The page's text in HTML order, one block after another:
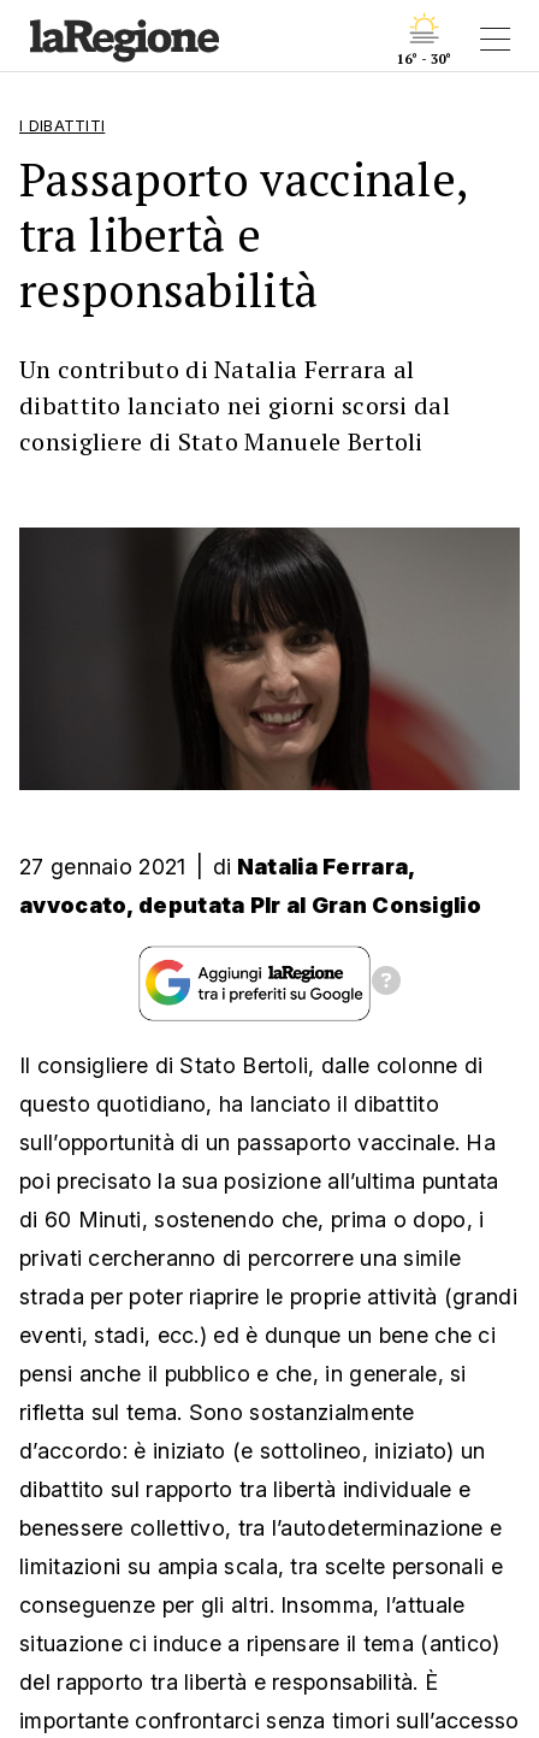
16° - 30°
I DIBATTITI
Passaporto vaccinale,
tra libertà e
responsabilità
Un contributo di Natalia Ferrara al
dibattito lanciato nei giorni scorsi dal
consigliere di Stato Manuele Bertoli
27 gennaio 2021 di Natalia Ferrara,
avvocato, deputata Plr al Gran Consiglio
Il consigliere di Stato Bertoli, dalle colonne di
questo quotidiano, ha lanciato il dibattito
sull’opportunità di un passaporto vaccinale. Ha
poi precisato la sua posizione all’ultima puntata
di 60 Minuti, sostenendo che, prima o dopo, i
privati cercheranno di percorrere una simile
strada per poter riaprire le proprie attività (grandi
eventi, stadi, ecc.) ed è dunque un bene che ci
pensi anche il pubblico e che, in generale, si
rifletta sul tema. Sono sostanzialmente
d’accordo: è iniziato (e sottolineo, iniziato) un
dibattito sul rapporto tra libertà individuale e
benessere collettivo, tra l’autodeterminazione e
limitazioni su ampia scala, tra scelte personali e
conseguenze per gli altri. Insomma, l’attuale
situazione ci induce a ripensare il tema (antico)
del rapporto tra libertà e responsabilità. È
importante confrontarci senza timori sull’accesso